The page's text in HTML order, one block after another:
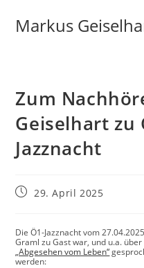
Markus
Zum
Geiselhart zu
Jazznacht
29. April 2025
Die Ö1-Jazznacht vom
Graml zu Gast war, und u.a.
„Abgesehen vom Leben“
werden: